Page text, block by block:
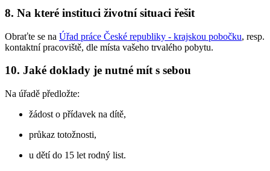
8. Na které instituci životní situaci řešit
Obraťte se na Úřad práce České republiky - krajskou pobočku, resp.
kontaktní pracoviště, dle místa vašeho trvalého pobytu.
10. Jaké doklady je nutné mít s sebou
Na úřadě předložte:
žádost o přídavek na dítě,
průkaz totožnosti,
u dětí do 15 let rodný list.